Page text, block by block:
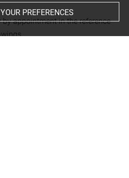
appointment in the reference
PREFERENCES